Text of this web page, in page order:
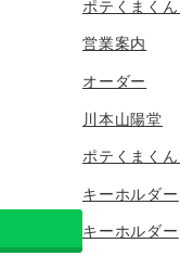
ポテくまく
営業案内
オーダー
川本山陽堂
ポテくまく
キーホルダー
キーホルダー